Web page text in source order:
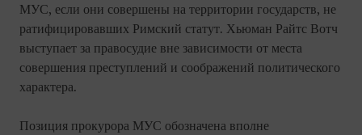
МУС, если они совершены на территории государств, не
ратифицировавших Римский статут. Хьюман Райтс Вотч
выступает за правосудие вне зависимости от места
совершения преступлений и соображений политического
характера.
Позиция прокурора МУС обозначена вполне